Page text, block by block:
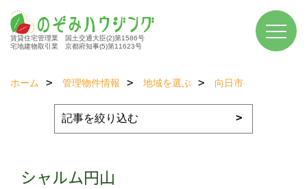
賃貸住宅管理業 国土交通大臣(2)第1586号
宅地建物取引業 京都府知事(5)第11623号
ホーム 管理物件情報 地域を選ぶ 向日市
シャルム円山